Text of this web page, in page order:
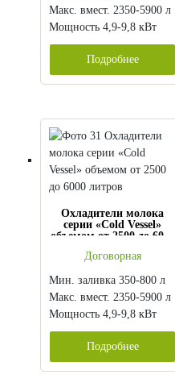
Макс. вмест. 2350-5900 л
Мощность 4,9-9,8 кВт
Подробнее
Охладители молока
серии «Cold Vessel»
объемом от 2500 до 6000
Договорная
Мин. заливка 350-800 л
Макс. вмест. 2350-5900 л
Мощность 4,9-9,8 кВт
Подробнее